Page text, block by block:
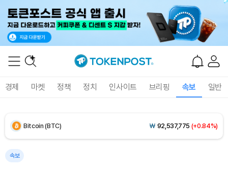
경제 마켓 정책 정치 인사이트 브리핑 속보 일반
Solana (SOL) ₩105,135(+1.32%)
Bitcoin (BTC) ₩ 92,537,775 (+0.84%)
속보